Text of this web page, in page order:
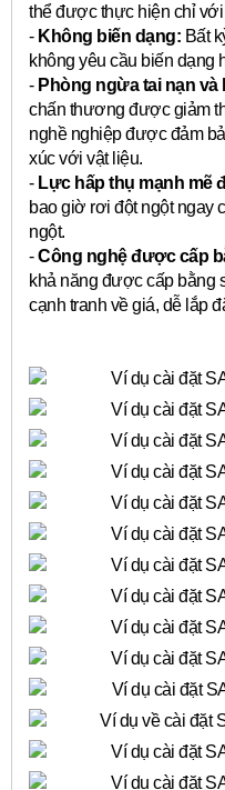
thể được thực hiện chỉ với
- Không biến dạng: Bất
không yêu cầu biến dạng
- Phòng ngừa tai nạn
chấn thương được giảm
nghề nghiệp được đảm
xúc với vật liệu.
- Lực hấp thụ mạnh mẽ
bao giờ rơi đột ngột ngay
ngột.
-Công nghệ được cấp
khả năng được cấp bằng
cạnh tranh về giá, dễ lắp